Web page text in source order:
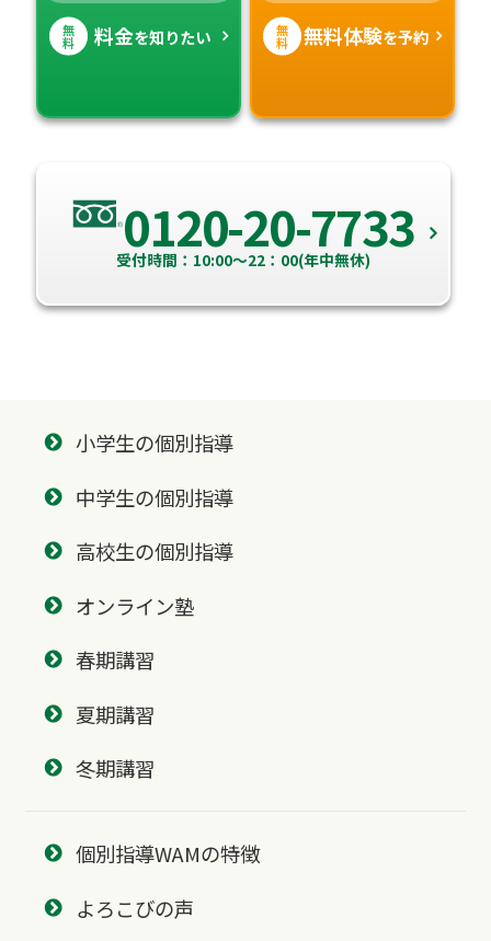
無
料 料金を知りたい 無
料 無料体験を予約
0120-20-7733
受付時間：10:00～22：00(年中無休)
小学生の個別指導
中学生の個別指導
高校生の個別指導
オンライン塾
春期講習
夏期講習
冬期講習
個別指導WAMの特徴
よろこびの声